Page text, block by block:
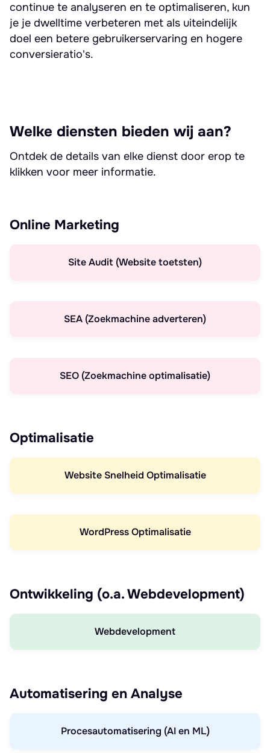
continue te analyseren en te optimaliseren, kun
je je dwelltime verbeteren met als uiteindelijk
doel een betere gebruikerservaring en hogere
conversieratio's.
Welke diensten bieden wij aan?
Ontdek de details van elke dienst door erop te
klikken voor meer informatie.
Online Marketing
Site Audit (Website toetsten)
SEA (Zoekmachine adverteren)
SEO (Zoekmachine optimalisatie)
Optimalisatie
Website Snelheid Optimalisatie
WordPress Optimalisatie
Ontwikkeling (o.a. Webdevelopment)
Webdevelopment
Automatisering en Analyse
Procesautomatisering (AI en ML)